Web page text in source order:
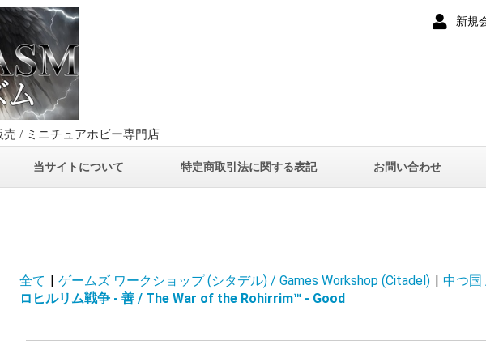
新規
/ ミニチュアホビー専門店
当サイトについて 特定商取引法に関する表記 お問い合わせ
全て | ゲームズ ワークショップ (シタデル) / Games Workshop (Citadel) | 中つ
ロヒルリム戦争 - 善 / The War of the Rohirrim™ - Good